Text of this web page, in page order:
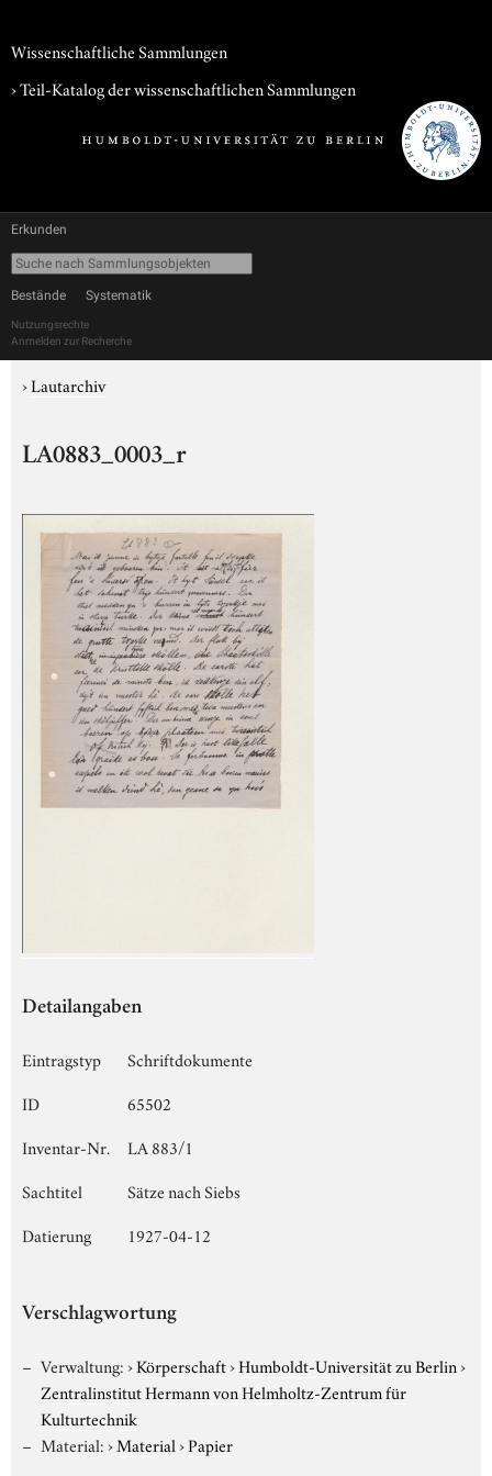
Wissenschaftliche Sammlungen
› Teil-Katalog der wissenschaftlichen Sammlungen
Erkunden
Bestände Systematik
Nutzungsrechte
Anmelden zur Recherche
›Lautarchiv
LA0883_0003_r
Detailangaben
Eintragstyp
Schriftdokumente
ID
65502
Inventar-Nr.
LA 883/1
Sachtitel
Sätze nach Siebs
Datierung
1927-04-12
Verschlagwortung
Verwaltung:›Körperschaft›Humboldt-Universität zu Berlin›
Zentralinstitut Hermann von Helmholtz-Zentrum für
Kulturtechnik
Material:›Material›Papier